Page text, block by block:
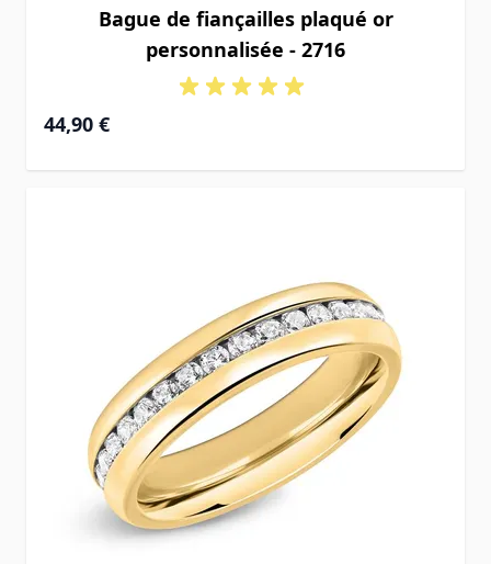
Bague de fiançailles plaqué or
personnalisée - 2716
44,90 €